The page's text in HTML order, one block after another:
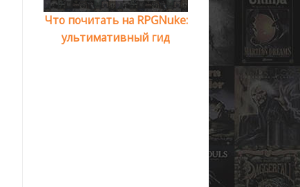
Что почитать на RPGNuke:
ультимативный гид